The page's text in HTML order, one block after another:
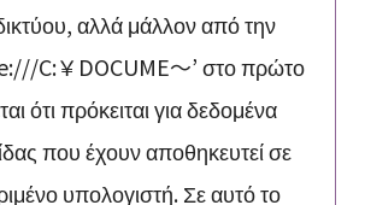
αλλά μάλλον από την
C:￥DOCUME～’ στο πρώτο
ότι πρόκειται για δεδομένα
που έχουν αποθηκευτεί σε
υπολογιστή. Σε αυτό το